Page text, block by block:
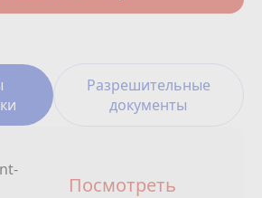
Разрешительные
документы
Посмотреть